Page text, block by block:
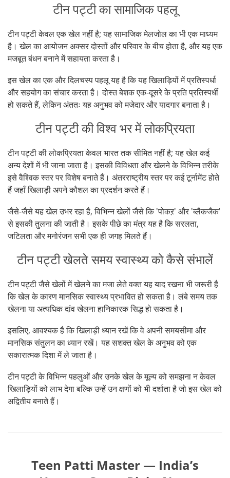
टीन पट्टी का सामाजिक पहलू
टीन पट्टी केवल एक खेल नहीं है; यह सामाजिक मेलजोल का भी एक माध्यम
है। खेल का आयोजन अक्सर दोस्तों और परिवार के बीच होता है, और यह एक
मजबूत बंधन बनाने में सहायता करता है।
इस खेल का एक और दिलचस्प पहलू यह है कि यह खिलाड़ियों में प्रतिस्पर्धा
और सहयोग का संचार करता है। दोस्त बेशक एक-दूसरे के प्रति प्रतिस्पर्धी
हो सकते हैं, लेकिन अंततः यह अनुभव को मजेदार और यादगार बनाता है।
टीन पट्टी की विश्व भर में लोकप्रियता
टीन पट्टी की लोकप्रियता केवल भारत तक सीमित नहीं है; यह खेल कई
अन्य देशों में भी जाना जाता है। इसकी विविधता और खेलने के विभिन्न तरीके
इसे वैश्विक स्तर पर विशेष बनाते हैं। अंतरराष्ट्रीय स्तर पर कई टूर्नामेंट होते
हैं जहाँ खिलाड़ी अपने कौशल का प्रदर्शन करते हैं।
जैसे-जैसे यह खेल उभर रहा है, विभिन्न खेलों जैसे कि 'पोकऱ' और 'ब्लैकजैक'
से इसकी तुलना की जाती है। इसके पीछे का मंत्र यह है कि सरलता,
जटिलता और मनोरंजन सभी एक ही जगह मिलते हैं।
टीन पट्टी खेलते समय स्वास्थ्य को कैसे संभालें
टीन पट्टी जैसे खेलों में खेलने का मजा लेते वक्त यह याद रखना भी जरूरी है
कि खेल के कारण मानसिक स्वास्थ्य प्रभावित हो सकता है। लंबे समय तक
खेलना या अत्यधिक दांव खेलना हानिकारक सिद्ध हो सकता है।
इसलिए, आवश्यक है कि खिलाड़ी ध्यान रखें कि वे अपनी समयसीमा और
मानसिक संतुलन का ध्यान रखें। यह सशक्त खेल के अनुभव को एक
सकारात्मक दिशा में ले जाता है।
टीन पट्टी के विभिन्न पहलुओं और उनके खेल के मूल्य को समझना न केवल
खिलाड़ियों को लाभ देगा बल्कि उन्हें उन क्षणों को भी दर्शाता है जो इस खेल को
अद्वितीय बनाते हैं।
Teen Patti Master — India’s